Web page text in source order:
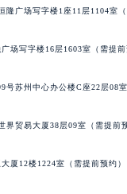
隆广场写字楼1座11层1104室（
场写字楼16层1603室（需提前
号苏州中心办公楼C座22层08室
界贸易大厦38层09室（需提前
厦12楼1224室（需提前预约）